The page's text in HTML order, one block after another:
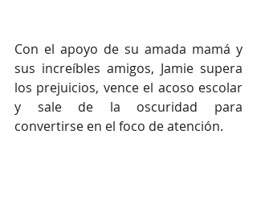
Con el apoyo de su amada mamá y
sus increíbles amigos, Jamie supera
los prejuicios, vence el acoso escolar
y sale de la oscuridad para
convertirse en el foco de atención.